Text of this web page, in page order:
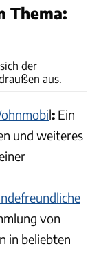
Thema:
der
aus.
l: Ein
und weiteres
von
in beliebten